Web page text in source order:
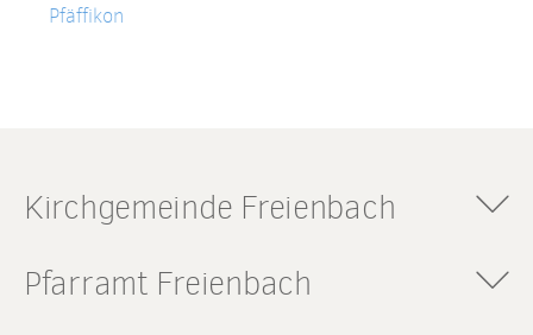
Pfäffikon
Kirchgemeinde Freienbach
Kirchgemeinde Freienbach
Pfarramt Freienbach